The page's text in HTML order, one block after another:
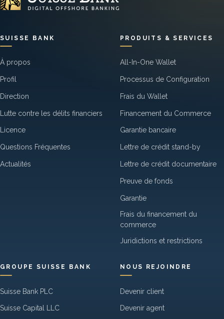
SUISSE BANK
À propos
Profil
Direction
Lutte contre les délits financiers
Licence
Questions Fréquentes
Actualités
PRODUITS & SERVICES
All-In-One Wallet
Processus de Configuration
Frais du Wallet
Financement du Commerce
Garantie bancaire
Lettre de crédit stand-by
Lettre de crédit documentaire
Preuve de fonds
Garantie
Frais du financement du
commerce
Juridictions et restrictions
GROUPE SUISSE BANK
Suisse Bank PLC
Suisse Capital LLC
NOUS REJOINDRE
Devenir client
Devenir agent